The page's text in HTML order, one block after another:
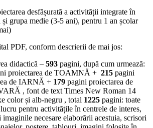
desfășurată a activității integrate în
grupa medie (3-5 ani), pentru 1 an școlar
PDF, conform descrierii de mai jos:
didactică – 593 pagini, după cum urmează:
proiectarea de TOAMNĂ + 215 pagini
de IARNĂ + 179 pagini proiectarea de
, font de text Times New Roman 14
color și alb-negru , total 1225 pagini: toate
pentru activitățile în centrele de interes,
imaginile necesare elaborării acestuia, scrisori